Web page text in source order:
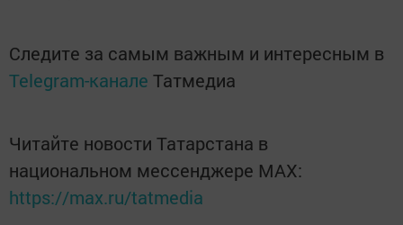
Следите за самым важным и интересным в
Telegram-канале Татмедиа
Читайте новости Татарстана в
национальном мессенджере MАХ:
https://max.ru/tatmedia